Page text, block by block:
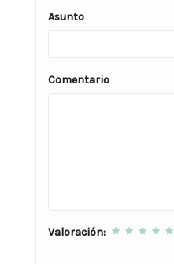
Asunto
Comentario
Valoración: